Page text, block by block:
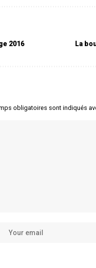
2016 La
obligatoires sont indiqués